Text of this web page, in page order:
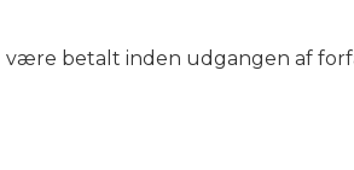
være betalt inden udgangen af